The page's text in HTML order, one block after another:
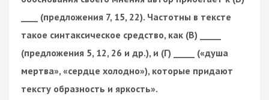
____ (предложения 7, 15, 22). Частотны в тексте
такое синтаксическое средство, как (В) _____
(предложения 5, 12, 26 и др.), и (Г) _____ («душа
мертва», «сердце холодно»), которые придают
тексту образность и яркость».